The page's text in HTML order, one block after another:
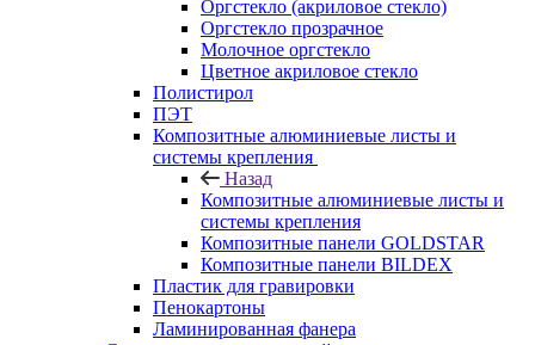
Оргстекло (акриловое стекло)
Оргстекло прозрачное
Молочное оргстекло
Цветное акриловое стекло
Полистирол
ПЭТ
Композитные алюминиевые листы и
системы крепления
Назад
Композитные алюминиевые листы и
системы крепления
Композитные панели GOLDSTAR
Композитные панели BILDEX
Пластик для гравировки
Пенокартоны
Ламинированная фанера